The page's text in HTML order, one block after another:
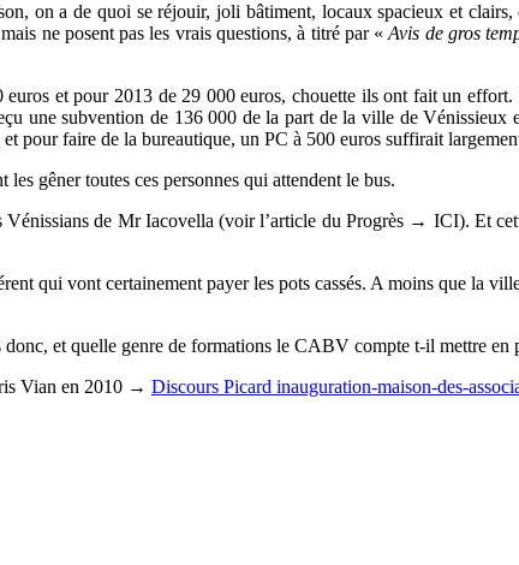
on a de quoi se réjouir, joli bâtiment, locaux spacieux et
ne posent pas les vrais questions, à titré par «Avis de gros
et pour 2013 de 29 000 euros, chouette ils ont fait un effort.
une subvention de 136 000 de la part de la ville de
pour faire de la bureautique, un PC à 500 euros suffirait
gêner toutes ces personnes qui attendent le bus.
de Mr Iacovella (voir l’article du Progrès → ICI). Et
qui vont certainement payer les pots cassés. A moins que la
et quelle genre de formations le CABV compte t-il mettre en
Vian en 2010 → Discours Picard inauguration-maison-des-